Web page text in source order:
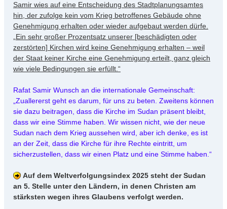
Samir wies auf eine Entscheidung des Stadtplanungsamtes
hin, der zufolge kein vom Krieg betroffenes Gebäude ohne
Genehmigung erhalten oder wieder aufgebaut werden dürfe.
„Ein sehr großer Prozentsatz unserer [beschädigten oder
zerstörten] Kirchen wird keine Genehmigung erhalten – weil
der Staat keiner Kirche eine Genehmigung erteilt, ganz gleich
wie viele Bedingungen sie erfüllt.“
Rafat Samir Wunsch an die internationale Gemeinschaft:
„Zuallererst geht es darum, für uns zu beten. Zweitens können
sie dazu beitragen, dass die Kirche im Sudan präsent bleibt,
dass wir eine Stimme haben. Wir wissen nicht, wie der neue
Sudan nach dem Krieg aussehen wird, aber ich denke, es ist
an der Zeit, dass die Kirche für ihre Rechte eintritt, um
sicherzustellen, dass wir einen Platz und eine Stimme haben.“
Auf dem Weltverfolgungsindex 2025 steht der Sudan
an 5. Stelle unter den Ländern, in denen Christen am
stärksten wegen ihres Glaubens verfolgt werden.